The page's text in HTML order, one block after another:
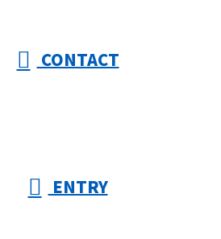
CONTACT
ENTRY